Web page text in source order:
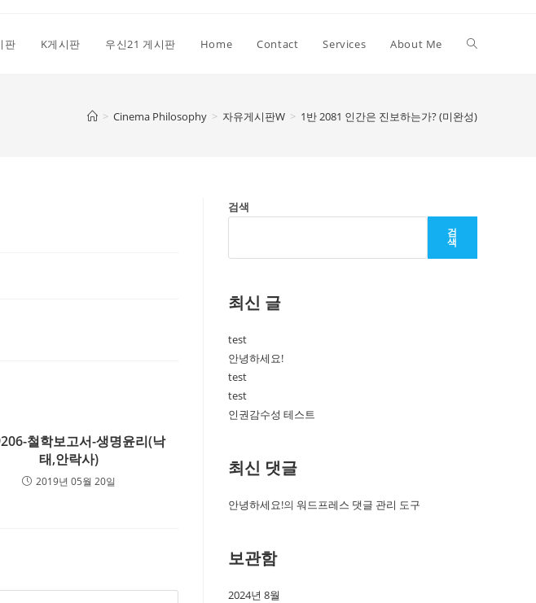
판 K게시판 우신21 게시판 Home Contact Services About Me Toggle
> Cinema Philosophy > 자유게시판W > 1반 2081 인간은 진보하는가? (미완성)
철학보고서-생명윤리(낙
태,안락사)
2019년 05월 20일
검색
검
색
최신 글
test
안녕하세요!
test
test
인권감수성 테스트
최신 댓글
안녕하세요!의 워드프레스 댓글 관리 도구
보관함
2024년 8월